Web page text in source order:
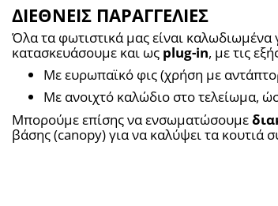
ΔΙΕΘΝΕΙΣ ΠΑΡΑΓΓΕΛΙΕΣ
Όλα τα φωτιστικά μας είναι
κατασκευάσουμε και ως plug-in, με τις
Με ευρωπαϊκό φις (χρήση με
Με ανοιχτό καλώδιο στο τελείωμα,
Μπορούμε επίσης να ενσωματώσουμε
βάσης (canopy) για να καλύψει τα κουτιά